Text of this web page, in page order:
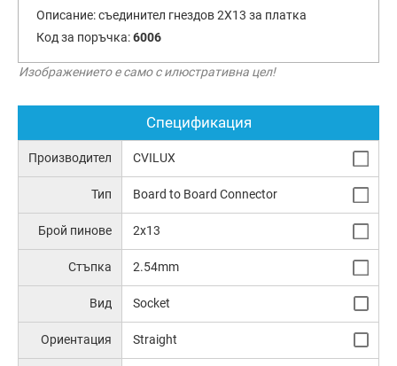
Описание:съединител гнездов 2X13 за платка
Код за поръчка:6006
Изображението е само с илюстративна цел!
Спецификация
Производител CVILUX
Тип Board to Board Connector
Брой пинове 2x13
Стъпка 2.54mm
Вид Socket
Ориентация Straight